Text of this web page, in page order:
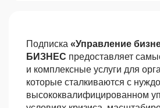
Подписка «Управление
БИЗНЕС предоставляет
и комплексные услуги для
которые сталкиваются с
высококвалифицированном